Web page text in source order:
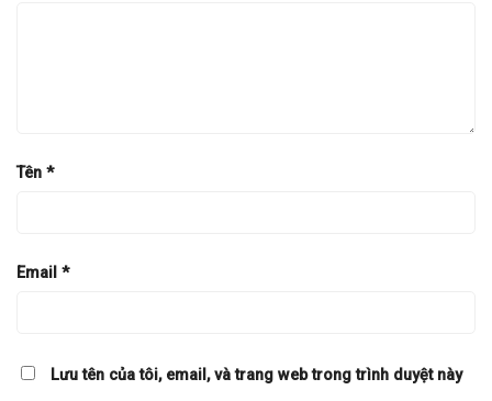
Tên *
Email *
Lưu tên của tôi, email, và trang web trong trình duyệt này